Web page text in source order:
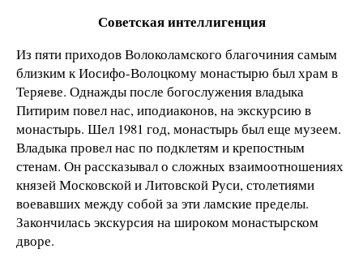
Советская интеллигенция
Из пяти приходов Волоколамского благочиния самым
близким к Иосифо-Волоцкому монастырю был храм в
Теряеве. Однажды после богослужения владыка
Питирим повел нас, иподиаконов, на экскурсию в
монастырь. Шел 1981 год, монастырь был еще музеем.
Владыка провел нас по подклетям и крепостным
стенам. Он рассказывал о сложных взаимоотношениях
князей Московской и Литовской Руси, столетиями
воевавших между собой за эти ламские пределы.
Закончилась экскурсия на широком монастырском
дворе.